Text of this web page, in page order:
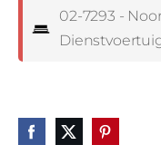
02-7293 -